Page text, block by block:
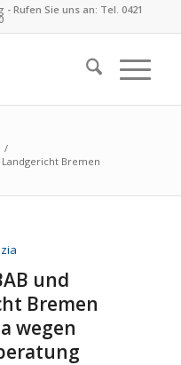
Rufen Sie uns an: Tel. 0421
/
Landgericht Bremen
und
Bremen
wegen